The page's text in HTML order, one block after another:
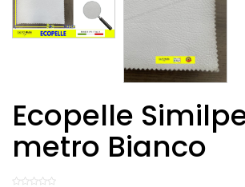
Ecopelle
metro Bianco